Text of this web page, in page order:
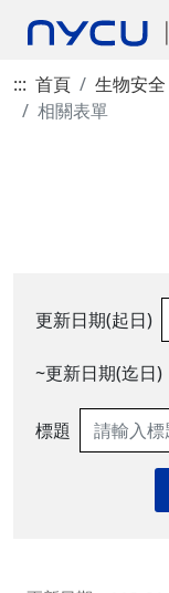
::: 首頁 生物安全
相關表單
更新日期(起日)
~更新日期(迄日)
標題